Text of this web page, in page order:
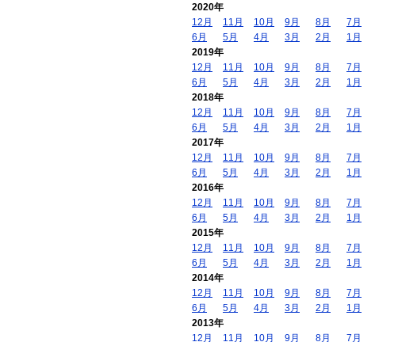
2020年
12月
11月 10月 9月 8月
7月
6月
5月 4月 3月 2月
1月
2019年
12月
11月 10月 9月 8月
7月
6月
5月 4月 3月 2月
1月
2018年
12月
11月 10月 9月 8月
7月
6月
5月 4月 3月 2月
1月
2017年
12月
11月 10月 9月 8月
7月
6月
5月 4月 3月 2月
1月
2016年
12月
11月 10月 9月 8月
7月
6月
5月 4月 3月 2月
1月
2015年
12月
11月 10月 9月 8月
7月
6月
5月 4月 3月 2月
1月
2014年
12月
11月 10月 9月 8月
7月
6月
5月 4月 3月 2月
1月
2013年
12月
11月 10月 9月 8月 7月